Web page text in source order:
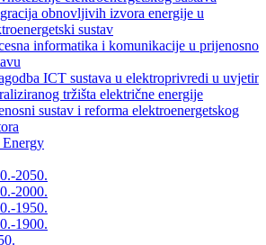
obnovljivih izvora energije u
sustav
informatika i komunikacije u
ICT sustava u elektroprivredi u
tržišta električne energije
sustav i reforma elektroenergetskog
2050.
2000.
1950.
1900.